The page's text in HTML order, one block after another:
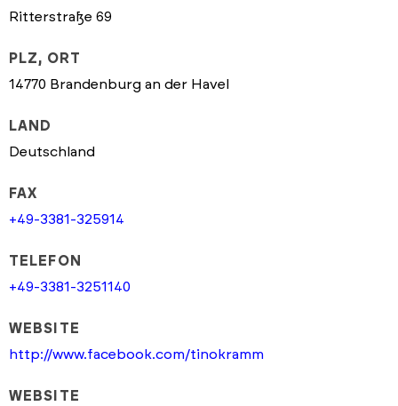
Ritterstraße 69
PLZ, ORT
14770 Brandenburg an der Havel
LAND
Deutschland
FAX
+49-3381-325914
TELEFON
+49-3381-3251140
WEBSITE
http://www.facebook.com/tinokramm
WEBSITE